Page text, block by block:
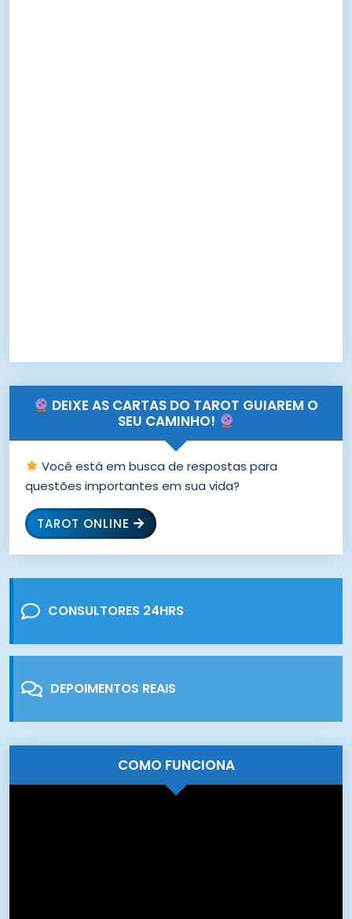
DEIXE AS CARTAS DO TAROT GUIAREM O
SEU CAMINHO!
Você está em busca de respostas para
questões importantes em sua vida?
TAROT ONLINE
CONSULTORES 24HRS
DEPOIMENTOS REAIS
COMO FUNCIONA